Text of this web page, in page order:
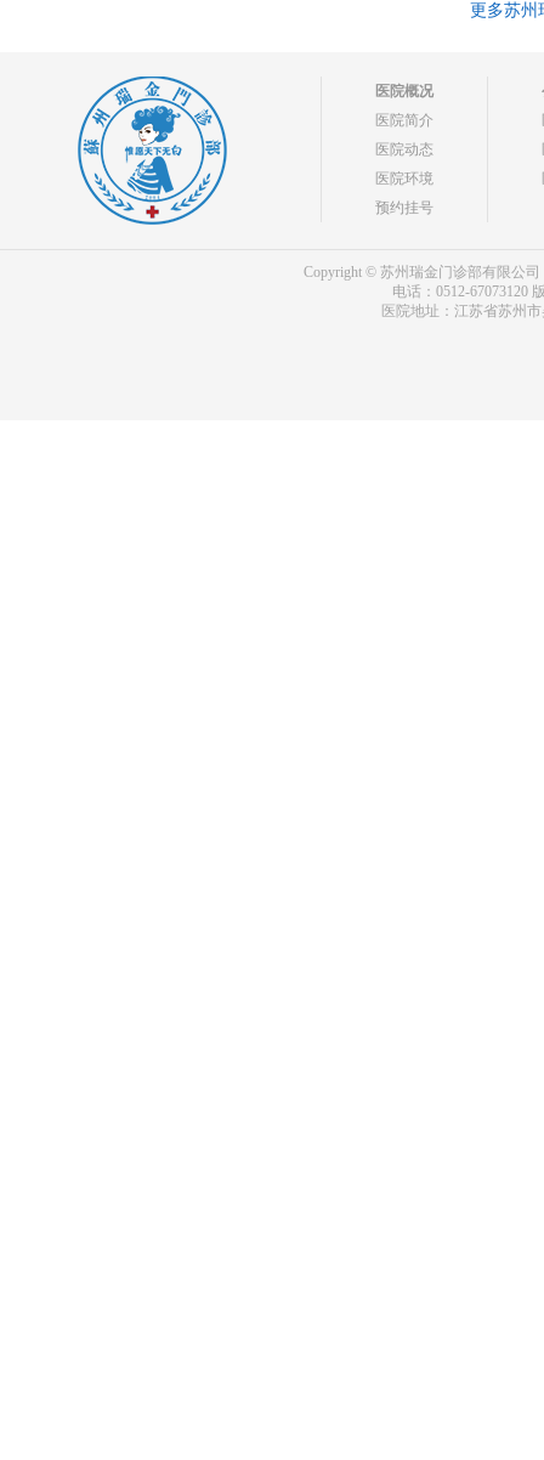
更多苏州
医院概况
医院简介
医院动态
医院环境
预约挂号
Copyright © 苏州瑞金门诊部有限公司
电话：0512-67073120
医院地址：江苏省苏州